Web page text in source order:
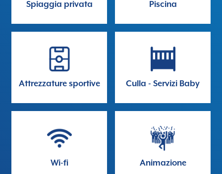
Spiaggia privata Piscina
Attrezzature sportive Culla - Servizi Baby
Wi-fi Animazione